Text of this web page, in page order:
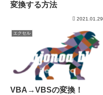
変換する方法
2021.01.29
エクセル
VBA→VBSの変換！